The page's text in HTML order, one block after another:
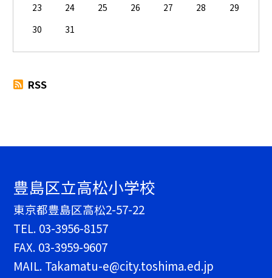
23
24 25 26 27 28
29
30
31
RSS
豊島区立高松小学校
東京都豊島区高松2-57-22
TEL. 03-3956-8157
FAX. 03-3959-9607
MAIL. Takamatu-e@city.toshima.ed.jp